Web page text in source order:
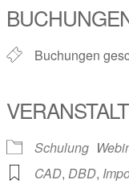
Buchungen
Schulung
CAD, DBD,